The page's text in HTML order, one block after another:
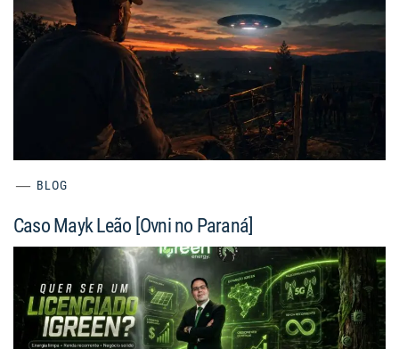
BLOG
Caso Mayk Leão [Ovni no Paraná]